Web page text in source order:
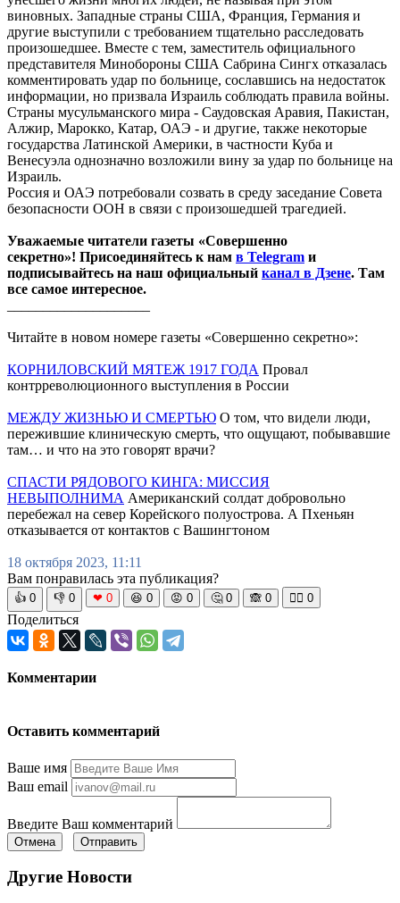
виновных. Западные страны США, Франция, Германия и
другие выступили с требованием тщательно расследовать
произошедшее. Вместе с тем, заместитель официального
представителя Минобороны США Сабрина Сингх отказалась
комментировать удар по больнице, сославшись на недостаток
информации, но призвала Израиль соблюдать правила войны.
Страны мусульманского мира - Саудовская Аравия, Пакистан,
Алжир, Марокко, Катар, ОАЭ - и другие, также некоторые
государства Латинской Америки, в частности Куба и
Венесуэла однозначно возложили вину за удар по больнице на
Израиль.
Россия и ОАЭ потребовали созвать в среду заседание Совета
безопасности ООН в связи с произошедшей трагедией.
Уважаемые читатели газеты «Совершенно
секретно»! Присоединяйтесь к нам в Telegram и
подписывайтесь на наш официальный канал в Дзене. Там
все самое интересное.
Читайте в новом номере газеты «Совершенно секретно»:
КОРНИЛОВСКИЙ МЯТЕЖ 1917 ГОДА Провал
контрреволюционного выступления в России
МЕЖДУ ЖИЗНЬЮ И СМЕРТЬЮ О том, что видели люди,
пережившие клиническую смерть, что ощущают, побывавшие
там… и что на это говорят врачи?
СПАСТИ РЯДОВОГО КИНГА: МИССИЯ
НЕВЫПОЛНИМА Американский солдат добровольно
перебежал на север Корейского полуострова. А Пхеньян
отказывается от контактов с Вашингтоном
18 октября 2023, 11:11
Вам понравилась эта публикация?
👍 0 👎 0 ❤ 0 😆 0 😡 0 🤔 0 🙈 0 🧘‍♀️ 0
Поделиться
Комментарии
Оставить комментарий
Ваше имя
Ваш email
Введите Ваш комментарий
Отмена Отправить
Другие Новости